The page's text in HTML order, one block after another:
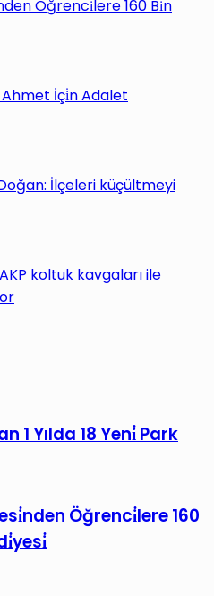
Öğrenci̇lere 160 Bi̇n
İçi̇n Adalet
İlçeleri küçültmeyi
koltuk kavgaları ile
1 Yılda 18 Yeni̇ Park
Öğrenci̇lere 160